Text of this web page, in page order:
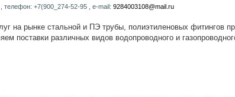
телефон: +7(900_274-52-95 , e-mail:9284003108@mail.ru
на рынке стальной и ПЭ трубы, полиэтиленовых фитингов
поставки различных видов водопроводного и